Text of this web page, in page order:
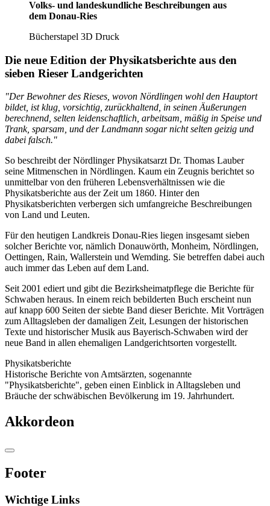
Volks- und landeskundliche Beschreibungen aus
dem Donau-Ries
Bücherstapel 3D Druck
Die neue Edition der Physikatsberichte aus den
sieben Rieser Landgerichten
"Der Bewohner des Rieses, wovon Nördlingen wohl den Hauptort
bildet, ist klug, vorsichtig, zurückhaltend, in seinen Äußerungen
berechnend, selten leidenschaftlich, arbeitsam, mäßig in Speise und
Trank, sparsam, und der Landmann sogar nicht selten geizig und
dabei falsch."
So beschreibt der Nördlinger Physikatsarzt Dr. Thomas Lauber
seine Mitmenschen in Nördlingen. Kaum ein Zeugnis berichtet so
unmittelbar von den früheren Lebensverhältnissen wie die
Physikatsberichte aus der Zeit um 1860. Hinter den
Physikatsberichten verbergen sich umfangreiche Beschreibungen
von Land und Leuten.
Für den heutigen Landkreis Donau-Ries liegen insgesamt sieben
solcher Berichte vor, nämlich Donauwörth, Monheim, Nördlingen,
Oettingen, Rain, Wallerstein und Wemding. Sie betreffen dabei auch
auch immer das Leben auf dem Land.
Seit 2001 ediert und gibt die Bezirksheimatpflege die Berichte für
Schwaben heraus. In einem reich bebilderten Buch erscheint nun
auf knapp 600 Seiten der siebte Band dieser Berichte. Mit Vorträgen
zum Alltagsleben der damaligen Zeit, Lesungen der historischen
Texte und historischer Musik aus Bayerisch-Schwaben wird der
neue Band in allen ehemaligen Landgerichtsorten vorgestellt.
Physikatsberichte
Historische Berichte von Amtsärzten, sogenannte
"Physikatsberichte", geben einen Einblick in Alltagsleben und
Bräuche der schwäbischen Bevölkerung im 19. Jahrhundert.
Akkordeon
Footer
Wichtige Links